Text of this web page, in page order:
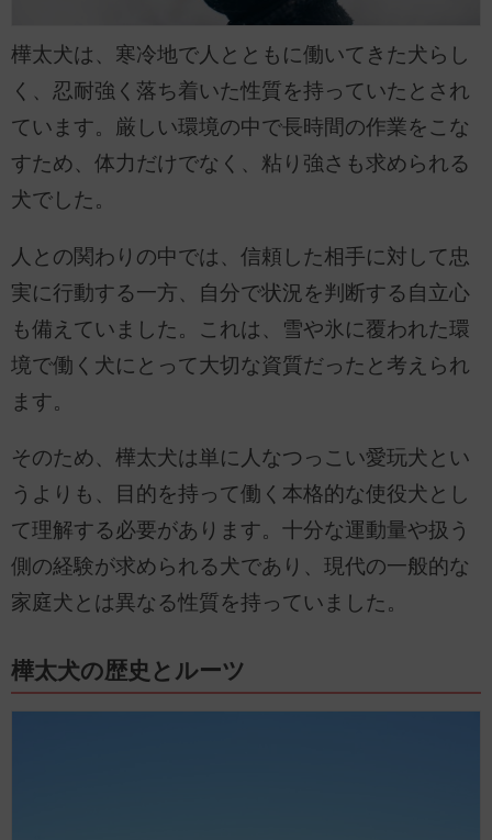
樺太犬は、寒冷地で人とともに働いてきた犬らし
く、忍耐強く落ち着いた性質を持っていたとされ
ています。厳しい環境の中で長時間の作業をこな
すため、体力だけでなく、粘り強さも求められる
犬でした。
人との関わりの中では、信頼した相手に対して忠
実に行動する一方、自分で状況を判断する自立心
も備えていました。これは、雪や氷に覆われた環
境で働く犬にとって大切な資質だったと考えられ
ます。
そのため、樺太犬は単に人なつっこい愛玩犬とい
うよりも、目的を持って働く本格的な使役犬とし
て理解する必要があります。十分な運動量や扱う
側の経験が求められる犬であり、現代の一般的な
家庭犬とは異なる性質を持っていました。
樺太犬の歴史とルーツ